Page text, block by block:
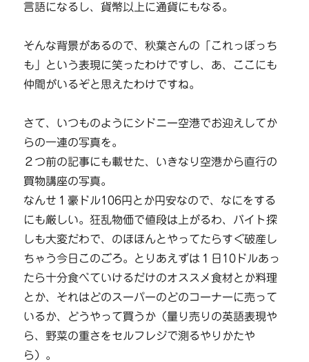
言語になるし、貨幣以上に通貨にもなる。
そんな背景があるので、秋葉さんの「これっぽっち
も」という表現に笑ったわけですし、あ、ここにも
仲間がいるぞと思えたわけですね。
さて、いつものようにシドニー空港でお迎えしてか
らの一連の写真を。
２つ前の記事にも載せた、いきなり空港から直行の
買物講座の写真。
なんせ１豪ドル106円とか円安なので、なにをする
にも厳しい。狂乱物価で値段は上がるわ、バイト探
しも大変だわで、のほほんとやってたらすぐ破産し
ちゃう今日このごろ。とりあえずは１日10ドルあっ
たら十分食べていけるだけのオススメ食材とか料理
とか、それはどのスーパーのどのコーナーに売って
いるか、どうやって買うか（量り売りの英語表現や
ら、野菜の重さをセルフレジで測るやりかたや
ら）。